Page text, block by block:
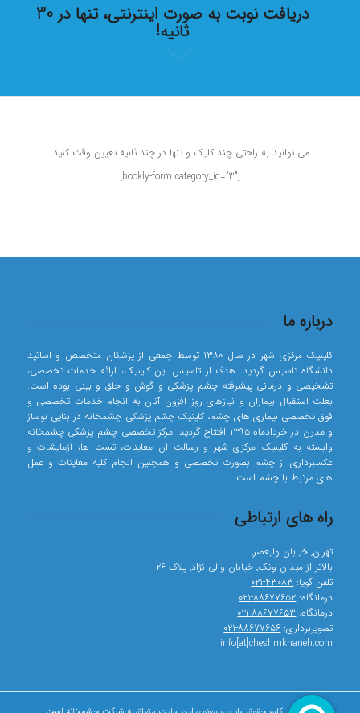
دریافت نوبت به صورت اینترنتی، تنها در 30
ثانیه!
می توانید به راحتی چند کلیک و تنها در چند ثانیه تعیین وقت کنید.
[bookly-form category_id=”3″]
درباره ما
کلینیک مرکزی شهر در سال ۱۳۸۰ توسط جمعی از پزشکان متخصص و اساتید
دانشگاه تاسیس گردید. هدف از تاسیس این کلینیک، ارائه خدمات تخصصی،
تشخیصی و درمانی پیشرفته چشم پزشکی و گوش و حلق و بینی بوده است.
بعلت استقبال بیماران و نیازهای روز افزون آنان به انجام خدمات تخصصی و
فوق تخصصی بیماری های چشم، کلینیک چشم پزشکی چشمخانه در بنایی نوساز
و مدرن در خردادماه ۱۳۹۵ افتتاح گردید. مرکز تخصصی چشم پزشکی چشمخانه
وابسته به کلینیک مرکزی شهر و رسالت آن معاینات، تست ها، آزمایشات و
عکسبرداری از چشم بصورت تخصصی و همچنین انجام کلیه معاینات و عمل
های مرتبط با چشم است.
راه های ارتباطی
تهران٬ خیابان ولیعصر٬
بالاتر از میدان ونک٬ خیابان والی نژاد٬ پلاک ۲۶
تلفن گویا:۴۳۰۸۳-۰۲۱
درمانگاه:۸۸۶۷۷۶۵۲-۰۲۱
درمانگاه:۸۸۶۷۷۶۵۳-۰۲۱
تصویربرداری:۸۸۶۷۷۶۵۶-۰۲۱
info[at]cheshmkhaneh.com